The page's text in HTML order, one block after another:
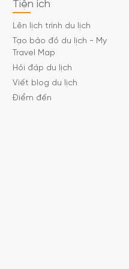
Tiện ích
Lên lịch trình du lịch
Tạo bảo đồ du lịch - My
Travel Map
Hỏi đáp du lịch
Viết blog du lịch
Điểm đến